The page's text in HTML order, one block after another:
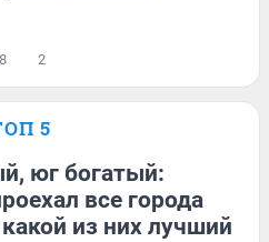
2
5
юг богатый:
все города
из них лучший